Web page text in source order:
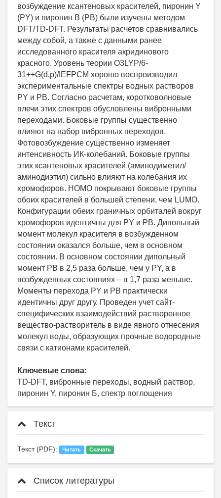
возбуждение ксантеновых красителей, пиронин Y
(PY) и пиронин B (PB) были изучены методом
DFT/TD-DFT. Результаты расчетов сравнивались
между собой, а также с данными ранее
исследованного красителя акридинового
красного. Уровень теории O3LYP/6-
31++G(d,p)/IEFPCM хорошо воспроизводил
экспериментальные спектры водных растворов
PY и PB. Согласно расчетам, коротковолновые
плечи этих спектров обусловлены вибронными
переходами. Боковые группы существенно
влияют на набор вибронных переходов.
Фотовозбуждение существенно изменяет
интенсивность ИК-колебаний. Боковые группы
этих ксантеновых красителей (аминодиметил/
аминодиэтил) сильно влияют на колебания их
хромофоров. HOMO покрывают боковые группы
обоих красителей в большей степени, чем LUМО.
Конфигурации обеих граничных орбиталей вокруг
хромофоров идентичны для PY и PB. Дипольный
момент молекул красителя в возбужденном
состоянии оказался больше, чем в основном
состоянии. В основном состоянии дипольный
момент PB в 2,5 раза больше, чем у PY, а в
возбужденных состояниях – в 1,7 раза меньше.
Моменты перехода PY и PB практически
идентичны друг другу. Проведен учет сайт-
специфических взаимодействий растворенное
вещество-растворитель в виде явного отнесения
молекул воды, образующих прочные водородные
связи с катионами красителей.
Ключевые слова:
TD-DFT, вибронные переходы, водный раствор,
пиронин Y, пиронин Б, спектр поглощения
Текст
Текст (PDF): Читать Скачать
Список литературы